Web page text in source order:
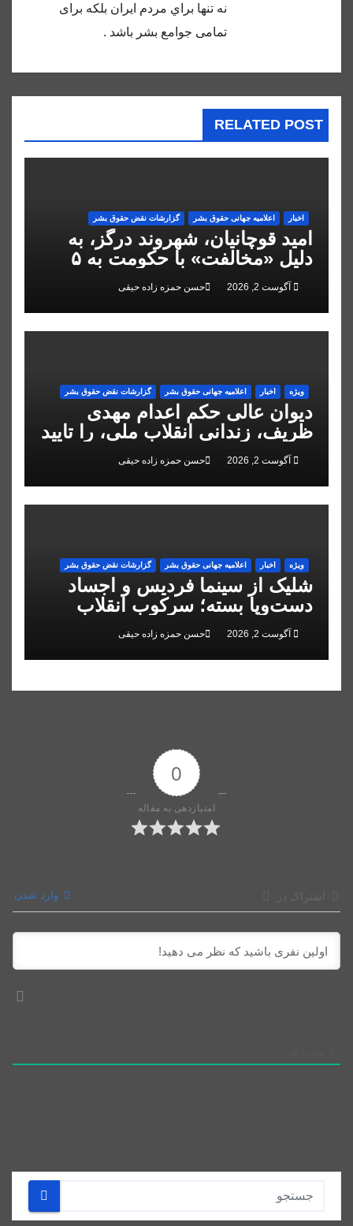
نه تنها براي مردم ايران بلكه براى
تمامى جوامع بشر باشد .
RELATED POST
اخبار اعلاميه جهانی حقوق بشر گزارشات نقض حقوق بشر
امید قوچانیان، شهروند درگز، به
دلیل «مخالفت» با حکومت به ۵
سال زندان محکوم شد
آگوست 2, 2026 حسن حمزه زاده حیقی
ویژه اخبار اعلاميه جهانی حقوق بشر گزارشات نقض حقوق بشر
دیوان عالی حکم اعدام مهدی
ظریف، زندانی انقلاب ملی، را تایید
کردآگوست 2, 2026 حسن حمزه زاده حیقی
ویژه اخبار اعلاميه جهانی حقوق بشر گزارشات نقض حقوق بشر
شلیک از سینما فردیس و اجساد
دست‌وپا بسته؛ سرکوب انقلاب
ملی در البرز
آگوست 2, 2026 حسن حمزه زاده حیقی
0
امتیازدهی به مقاله
وارد شدن